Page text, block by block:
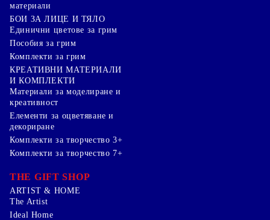
материали
БОИ ЗА ЛИЦЕ И ТЯЛО
Единични цветове за грим
Пособия за грим
Комплекти за грим
КРЕАТИВНИ МАТЕРИАЛИ
И КОМПЛЕКТИ
Mатериали за моделиране и
креативност
Елементи за оцветяване и
декориране
Комплекти за творчество 3+
Комплекти за творчество 7+
THE GIFT SHOP
ARTIST & HOME
The Artist
Ideal Home